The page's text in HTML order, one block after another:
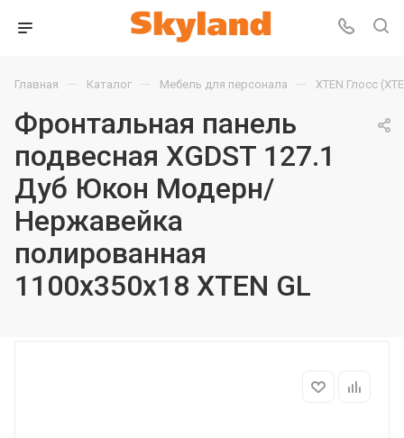
Главная — Каталог — Мебель для персонала — XTEN Глосс
Фронтальная панель
подвесная XGDST 127.1
Дуб Юкон Модерн/
Нержавейка
полированная
1100х350х18 XTEN GL